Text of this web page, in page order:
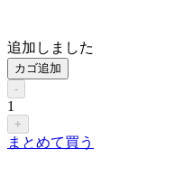
追加しました
カゴ追加
-
1
+
まとめて買う